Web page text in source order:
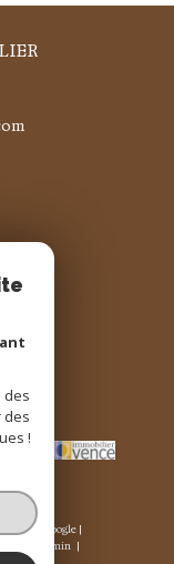
by Google |
Admin
des
des
!